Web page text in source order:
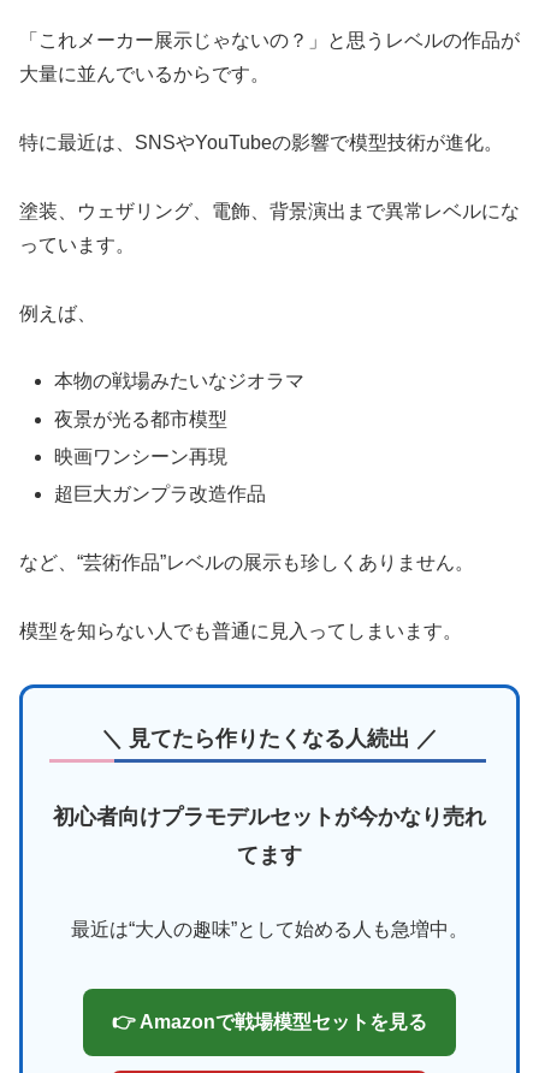
「これメーカー展示じゃないの？」と思うレベルの作品が
大量に並んでいるからです。
特に最近は、SNSやYouTubeの影響で模型技術が進化。
塗装、ウェザリング、電飾、背景演出まで異常レベルにな
っています。
例えば、
本物の戦場みたいなジオラマ
夜景が光る都市模型
映画ワンシーン再現
超巨大ガンプラ改造作品
など、“芸術作品”レベルの展示も珍しくありません。
模型を知らない人でも普通に見入ってしまいます。
＼ 見てたら作りたくなる人続出 ／
初心者向けプラモデルセットが今かなり売れ
てます
最近は“大人の趣味”として始める人も急増中。
👉 Amazonで戦場模型セットを見る